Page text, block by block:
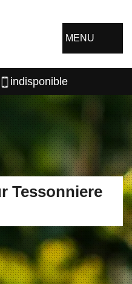
MENU
indisponible
Tessonniere